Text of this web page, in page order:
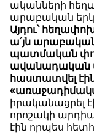
ականների
արաբական
Այդու՝
ա՛յն
պատմական
ավանադական
հաստատվել
իրականացրել
որոշակի
էին որպես